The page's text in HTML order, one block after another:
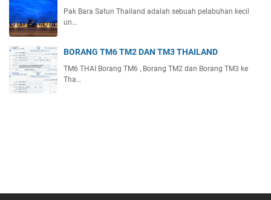
Pak Bara Satun Thailand adalah sebuah pelabuhan kecil
un…
BORANG TM6 TM2 DAN TM3 THAILAND
TM6 THAI Borang TM6 , Borang TM2 dan Borang TM3 ke
Tha…